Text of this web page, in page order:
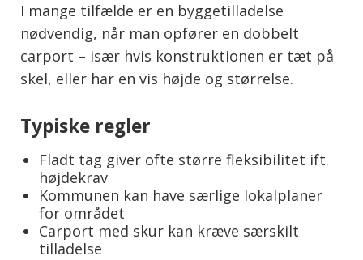
I mange tilfælde er en byggetilladelse
nødvendig, når man opfører en dobbelt
carport – især hvis konstruktionen er tæt på
skel, eller har en vis højde og størrelse.
Typiske regler
Fladt tag giver ofte større fleksibilitet ift.
højdekrav
Kommunen kan have særlige lokalplaner
for området
Carport med skur kan kræve særskilt
tilladelse